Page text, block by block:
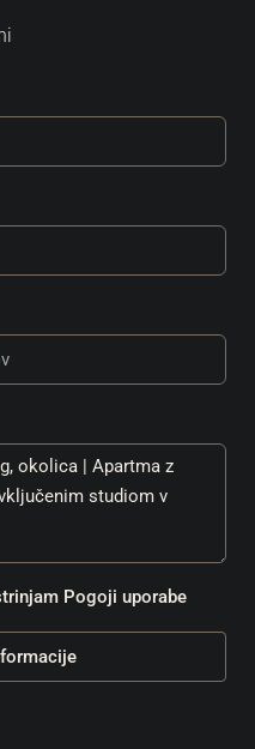
Pogoji uporabe